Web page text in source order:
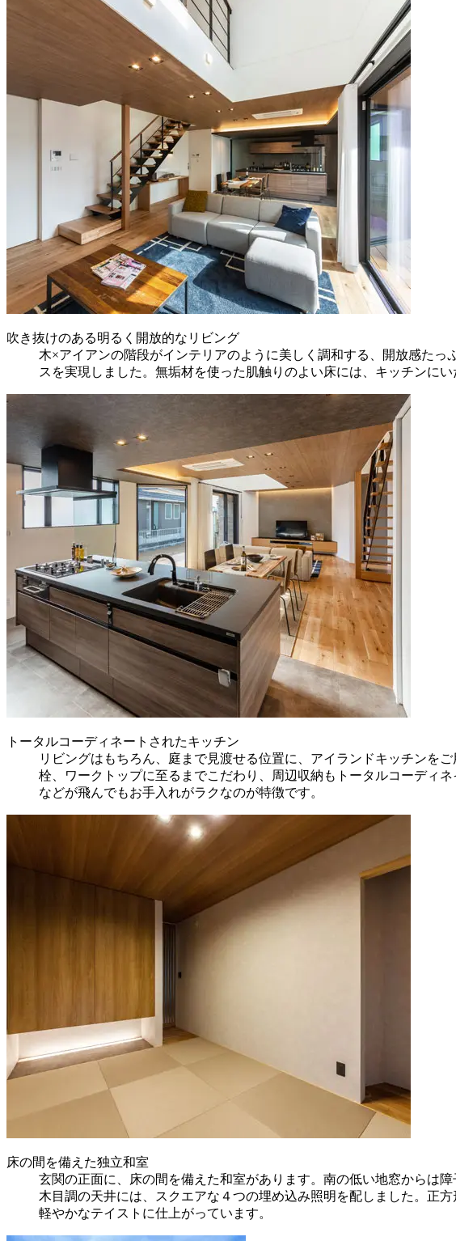
吹き抜けのある明るく開放的なリビング
木×アイアンの階段がインテリアのように美しく調和する、開放感た
スを実現しました。無垢材を使った肌触りのよい床には、キッチンに
トータルコーディネートされたキッチン
リビングはもちろん、庭まで見渡せる位置に、アイランドキッチンを
栓、ワークトップに至るまでこだわり、周辺収納もトータルコーディ
などが飛んでもお手入れがラクなのが特徴です。
床の間を備えた独立和室
玄関の正面に、床の間を備えた和室があります。南の低い地窓からは
木目調の天井には、スクエアな４つの埋め込み照明を配しました。正
軽やかなテイストに仕上がっています。